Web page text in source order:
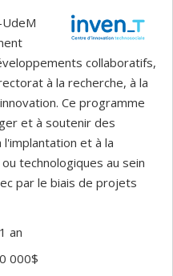
collaboratifs,
à la recherche, à la
Ce programme
et à soutenir des
et à la
technologiques au sein
par le biais de projets
an
000$